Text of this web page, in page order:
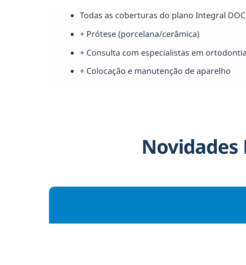
Todas as coberturas do plano Integral DOC
+ Prótese (porcelana/cerâmica)
+ Consulta com especialistas em ortodontia
+ Colocação e manutenção de aparelho